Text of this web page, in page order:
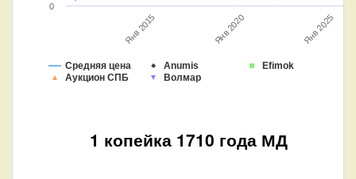
Средняя цена Anumis
Efimok
Аукцион СПБ
Волмар
Янв 2015 Янв 2020 Янв 2025
0
1 копейка 1710 года МД